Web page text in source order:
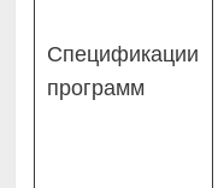
Спецификации
программ